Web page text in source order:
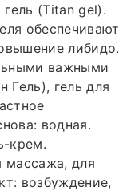
(Titan gel).
обеспечивают
либидо.
важными
Гель), гель для
водная.
крем.
массажа, для
возбуждение,